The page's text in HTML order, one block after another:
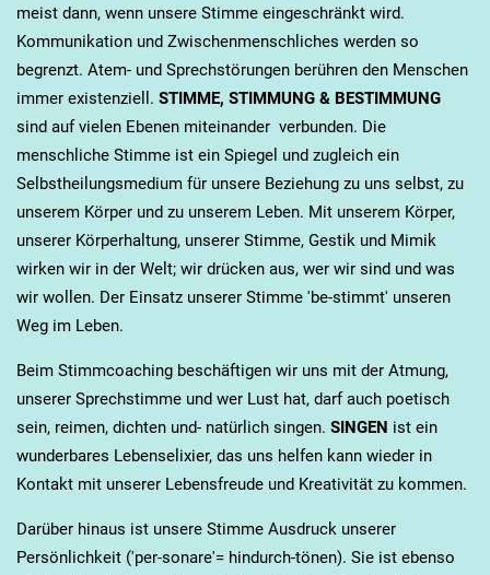
meist dann, wenn unsere Stimme eingeschränkt wird.
Kommunikation und Zwischenmenschliches werden so
begrenzt. Atem- und Sprechstörungen berühren den Menschen
immer existenziell. STIMME, STIMMUNG & BESTIMMUNG
sind auf vielen Ebenen miteinander verbunden. Die
menschliche Stimme ist ein Spiegel und zugleich ein
Selbstheilungsmedium für unsere Beziehung zu uns selbst, zu
unserem Körper und zu unserem Leben. Mit unserem Körper,
unserer Körperhaltung, unserer Stimme, Gestik und Mimik
wirken wir in der Welt; wir drücken aus, wer wir sind und was
wir wollen. Der Einsatz unserer Stimme 'be-stimmt' unseren
Weg im Leben.
Beim Stimmcoaching beschäftigen wir uns mit der Atmung,
unserer Sprechstimme und wer Lust hat, darf auch poetisch
sein, reimen, dichten und- natürlich singen. SINGEN ist ein
wunderbares Lebenselixier, das uns helfen kann wieder in
Kontakt mit unserer Lebensfreude und Kreativität zu kommen.
Darüber hinaus ist unsere Stimme Ausdruck unserer
Persönlichkeit ('per-sonare'= hindurch-tönen). Sie ist ebenso